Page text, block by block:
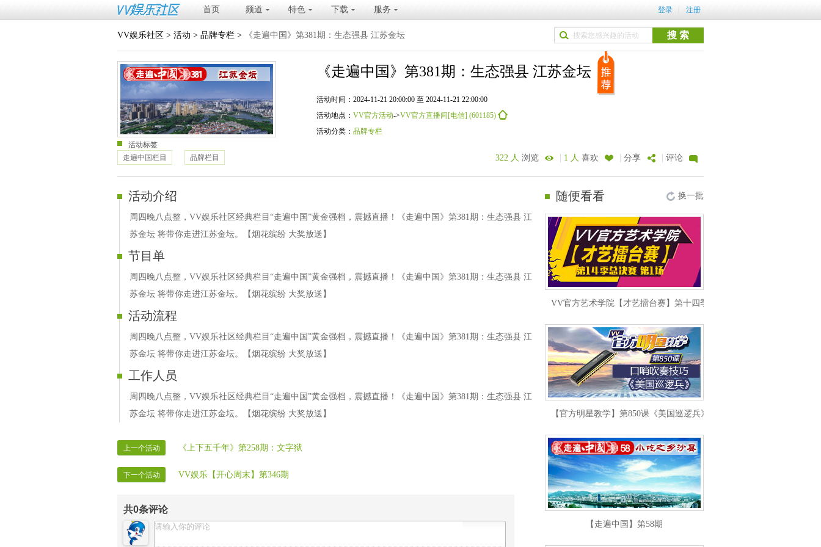
首页 频道 特色 下载 服务 登录 注册
VV娱乐社区 > 活动 > 品牌专栏 > 《走遍中国》第381期：生态强县 江苏金坛
《走遍中国》第381期：生态强县 江苏金坛
活动时间：2024-11-21 20:00:00 至 2024-11-21 22:00:00
活动地点： VV官方活动->VV官方直播间[电信] (601185)
活动分类： 品牌专栏
活动标签
走遍中国栏目
品牌栏目 322 人 浏览 | 1 人 喜欢 | 分享 | 评论
活动介绍
周四晚八点整，VV娱乐社区经典栏目“走遍中国”黄金强档，震撼直播！《走遍中国》第381期：生态强县 江
苏金坛 将带你走进江苏金坛。【烟花缤纷 大奖放送】
节目单
周四晚八点整，VV娱乐社区经典栏目“走遍中国”黄金强档，震撼直播！《走遍中国》第381期：生态强县 江
苏金坛 将带你走进江苏金坛。【烟花缤纷 大奖放送】
活动流程
周四晚八点整，VV娱乐社区经典栏目“走遍中国”黄金强档，震撼直播！《走遍中国》第381期：生态强县 江
苏金坛 将带你走进江苏金坛。【烟花缤纷 大奖放送】
工作人员
周四晚八点整，VV娱乐社区经典栏目“走遍中国”黄金强档，震撼直播！《走遍中国》第381期：生态强县 江
苏金坛 将带你走进江苏金坛。【烟花缤纷 大奖放送】
上一个活动 《上下五千年》第258期：文字狱
下一个活动 VV娱乐【开心周末】第346期
共0条评论
随便看看 换一批
VV官方艺术学院【才艺擂台赛】第十四季第1场
【官方明星教学】第850课《美国巡逻兵》口哨吹奏技巧
【走遍中国】第58期